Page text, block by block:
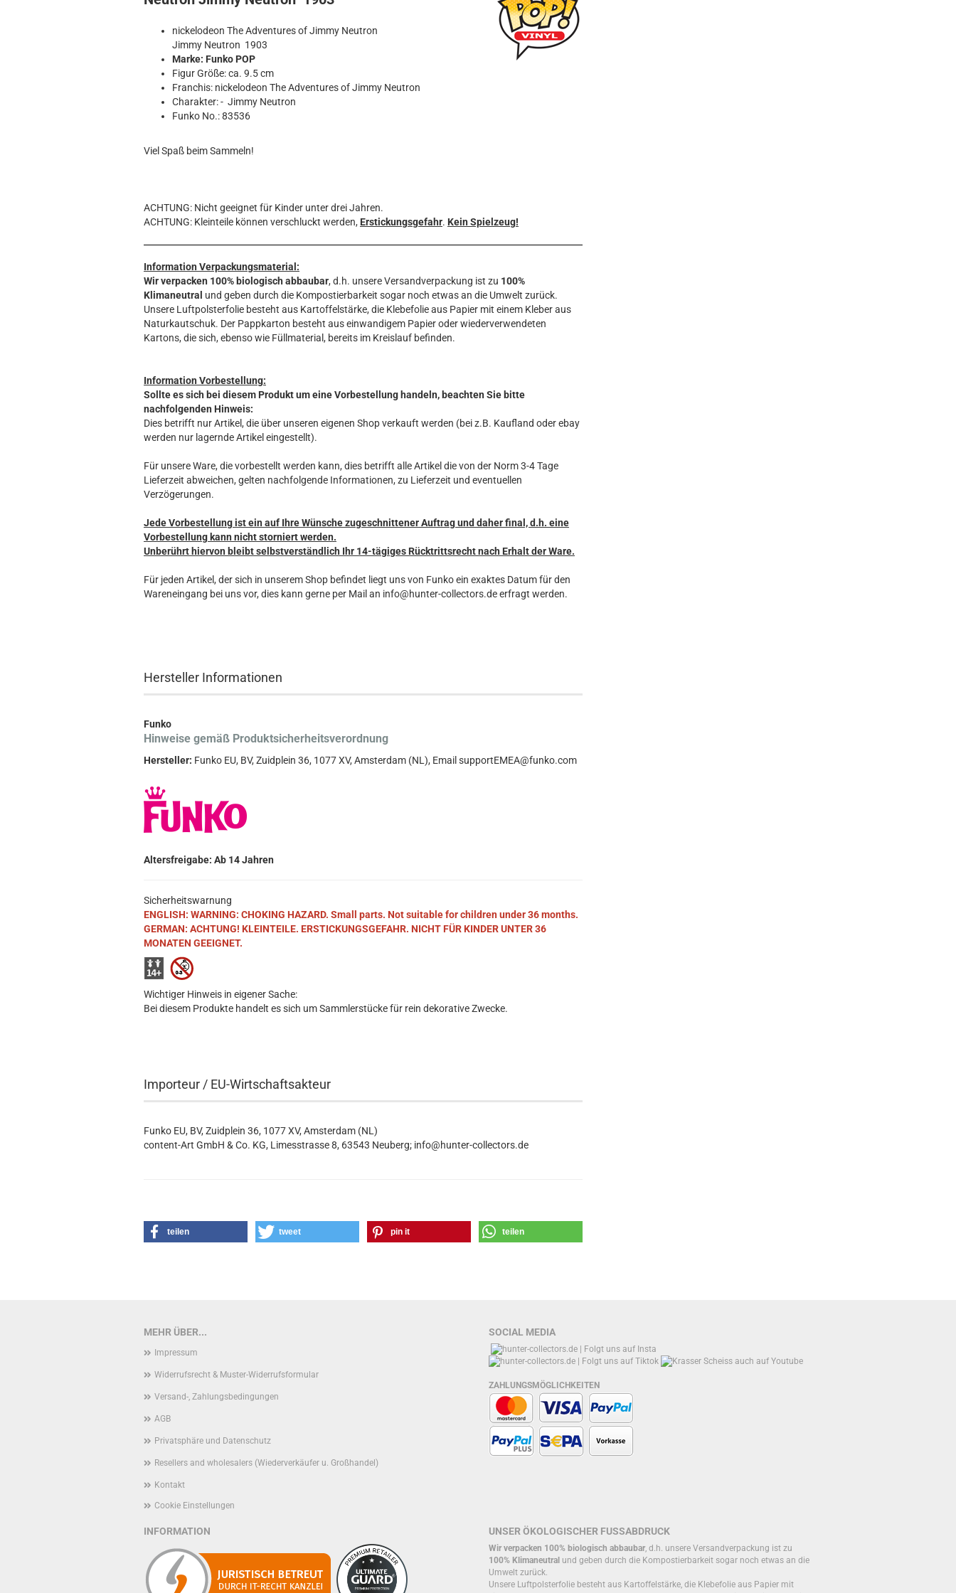
MARVEL
Movie
Music
Sports
STAR WARS
nickelodeon The Adventures of Jimmy Neutron
Jimmy Neutron 1903
Marke: Funko POP
Figur Größe: ca. 9.5 cm
Franchis: nickelodeon The Adventures of Jimmy Neutron
Charakter: - Jimmy Neutron
Funko No.: 83536
Viel Spaß beim Sammeln!
ACHTUNG: Nicht geeignet für Kinder unter drei Jahren.
ACHTUNG: Kleinteile können verschluckt werden, Erstickungsgefahr. Kein Spielzeug!
Information Verpackungsmaterial:
Wir verpacken 100% biologisch abbaubar, d.h. unsere Versandverpackung ist zu 100%
Klimaneutral und geben durch die Kompostierbarkeit sogar noch etwas an die Umwelt zurück.
Unsere Luftpolsterfolie besteht aus Kartoffelstärke, die Klebefolie aus Papier mit einem Kleber aus
Naturkautschuk. Der Pappkarton besteht aus einwandigem Papier oder wiederverwendeten
Kartons, die sich, ebenso wie Füllmaterial, bereits im Kreislauf befinden.
Information Vorbestellung:
Sollte es sich bei diesem Produkt um eine Vorbestellung handeln, beachten Sie bitte
nachfolgenden Hinweis:
Dies betrifft nur Artikel, die über unseren eigenen Shop verkauft werden (bei z.B. Kaufland oder ebay
werden nur lagernde Artikel eingestellt).
Für unsere Ware, die vorbestellt werden kann, dies betrifft alle Artikel die von der Norm 3-4 Tage
Lieferzeit abweichen, gelten nachfolgende Informationen, zu Lieferzeit und eventuellen
Verzögerungen.
Jede Vorbestellung ist ein auf Ihre Wünsche zugeschnittener Auftrag und daher final, d.h. eine
Vorbestellung kann nicht storniert werden.
Unberührt hiervon bleibt selbstverständlich Ihr 14-tägiges Rücktrittsrecht nach Erhalt der Ware.
Für jeden Artikel, der sich in unserem Shop befindet liegt uns von Funko ein exaktes Datum für den
Wareneingang bei uns vor, dies kann gerne per Mail an info@hunter-collectors.de erfragt werden.
Hersteller Informationen
Funko
Hinweise gemäß Produktsicherheitsverordnung
Hersteller: Funko EU, BV, Zuidplein 36, 1077 XV, Amsterdam (NL), Email supportEMEA@funko.com
Altersfreigabe: Ab 14 Jahren
Sicherheitswarnung
ENGLISH: WARNING: CHOKING HAZARD. Small parts. Not suitable for children under 36 months.
GERMAN: ACHTUNG! KLEINTEILE. ERSTICKUNGSGEFAHR. NICHT FÜR KINDER UNTER 36
MONATEN GEEIGNET.
Wichtiger Hinweis in eigener Sache:
Bei diesem Produkte handelt es sich um Sammlerstücke für rein dekorative Zwecke.
Importeur / EU-Wirtschaftsakteur
Funko EU, BV, Zuidplein 36, 1077 XV, Amsterdam (NL)
content-Art GmbH & Co. KG, Limesstrasse 8, 63543 Neuberg; info@hunter-collectors.de
teilen tweet pin it teilen
MEHR ÜBER...
Impressum
Widerrufsrecht & Muster-Widerrufsformular
Versand-, Zahlungsbedingungen
AGB
Privatsphäre und Datenschutz
Resellers and wholesalers (Wiederverkäufer u. Großhandel)
Kontakt
Cookie Einstellungen
SOCIAL MEDIA
ZAHLUNGSMÖGLICHKEITEN
INFORMATION UNSER ÖKOLOGISCHER FUSSABDRUCK
Wir verpacken 100% biologisch abbaubar , d.h. unsere Versandverpackung ist zu
100% Klimaneutral und geben durch die Kompostierbarkeit sogar noch etwas an die
Umwelt zurück.
Unsere Luftpolsterfolie besteht aus Kartoffelstärke, die Klebefolie aus Papier mit